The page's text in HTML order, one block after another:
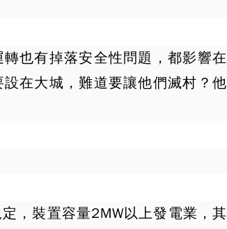
也有掉落安全性問題，都影響在
在大城，難道要讓他們滅村？他
，裝置容量2MW以上發電業，其